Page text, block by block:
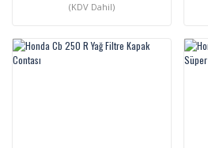
(KDV Dahil)